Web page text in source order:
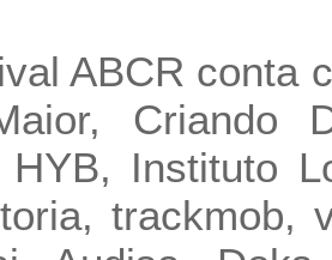
ABCR conta
Criando
HYB, Instituto
trackmob,